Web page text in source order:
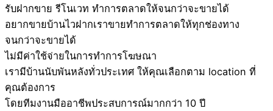
รับฝากขาย รีโนเวท ทำการตลาดให้จนกว่าจะขายได้
อยากขายบ้านไวฝากเราขายทำการตลาดให้ทุกช่องทาง
จนกว่าจะขายได้
ไม่มีค่าใช้จ่ายในการทำการโฆษณา
เรามีบ้านนับพันหลังทั่วประเทศ ให้คุณเลือกตาม location ที่
คุณต้องการ
โดยทีมงานมืออาชีพประสบการณ์มากกว่า 10 ปี